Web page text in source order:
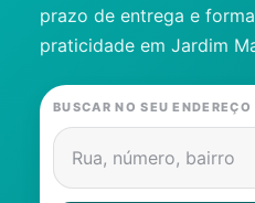
Gás
Contatos
prazo de entrega e
praticidade em Jardim
BUSCAR NO SEU ENDEREÇO
Rua, número, bairro